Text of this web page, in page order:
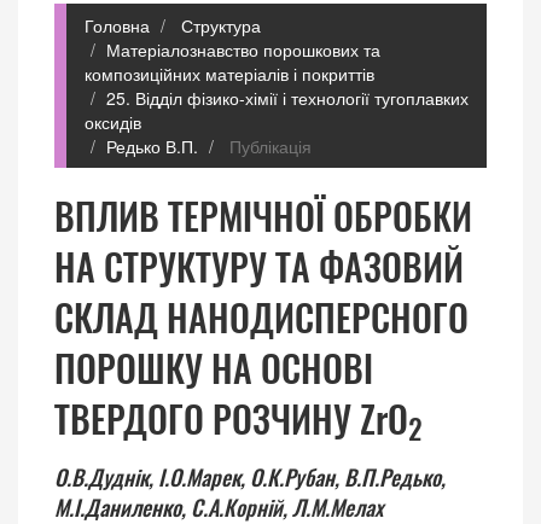
Головна
Структура
Матеріалознавство порошкових та
композиційних матеріалів і покриттів
25. Відділ фізико-хімії і технології тугоплавких
оксидів
Редько В.П.
Публікація
ВПЛИВ ТЕРМІЧНОЇ ОБРОБКИ
НА СТРУКТУРУ ТА ФАЗОВИЙ
СКЛАД НАНОДИСПЕРСНОГО
ПОРОШКУ НА ОСНОВІ
ТВЕРДОГО РОЗЧИНУ ZrO2
О.В.Дуднік, І.О.Марек, О.К.Рубан, В.П.Редько,
М.І.Даниленко, С.А.Корній,Л.М.Мелах